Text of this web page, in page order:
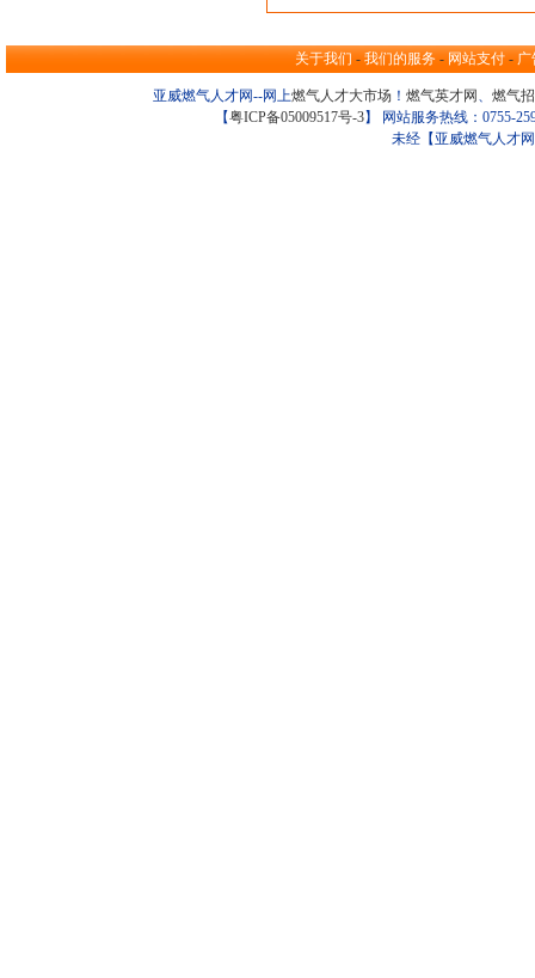
关于我们 - 我们的服务- 网站支付- 广
亚威燃气人才网--网上燃气人才大市场 ！ 燃气英才网 、 燃气
【粤ICP备05009517号-3】 网站服务热线：0755-
未经【亚威燃气人才